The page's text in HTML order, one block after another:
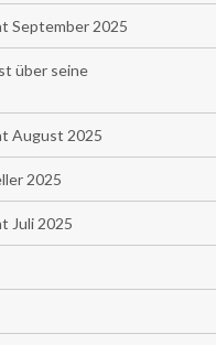
September 2025
über seine
August 2025
2025
Juli 2025